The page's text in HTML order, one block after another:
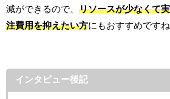
減ができるので、 リソースが少なくて
注費用を抑えたい方にもおすすめですね
インタビュー後記